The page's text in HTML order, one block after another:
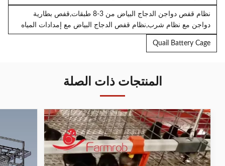
نظام قفص دواجن الدجاج البياض من 3-8 طبقات,قفص بطارية
دواجن مع نظام شرب,نظام قفص الدجاج البياض مع إمدادات المياه
Quail Battery Cage
المنتجات ذات الصلة